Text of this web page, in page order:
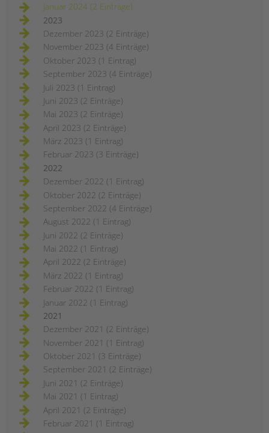
Januar 2024 (2 Einträge)
2023
Dezember 2023 (2 Einträge)
November 2023 (4 Einträge)
Oktober 2023 (1 Eintrag)
September 2023 (4 Einträge)
Juli 2023 (1 Eintrag)
Juni 2023 (2 Einträge)
Mai 2023 (2 Einträge)
April 2023 (2 Einträge)
März 2023 (1 Eintrag)
Februar 2023 (3 Einträge)
2022
Dezember 2022 (1 Eintrag)
Oktober 2022 (2 Einträge)
September 2022 (4 Einträge)
August 2022 (1 Eintrag)
Juni 2022 (2 Einträge)
Mai 2022 (1 Eintrag)
April 2022 (2 Einträge)
März 2022 (1 Eintrag)
Februar 2022 (1 Eintrag)
Januar 2022 (1 Eintrag)
2021
Dezember 2021 (2 Einträge)
November 2021 (1 Eintrag)
Oktober 2021 (3 Einträge)
September 2021 (2 Einträge)
Juni 2021 (2 Einträge)
Mai 2021 (1 Eintrag)
April 2021 (2 Einträge)
Februar 2021 (1 Eintrag)